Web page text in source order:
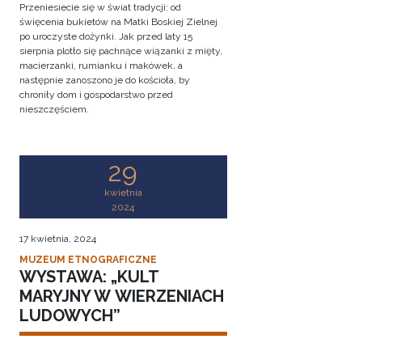
Przeniesiecie się w świat tradycji: od
święcenia bukietów na Matki Boskiej Zielnej
po uroczyste dożynki. Jak przed laty 15
sierpnia plotło się pachnące wiązanki z mięty,
macierzanki, rumianku i makówek, a
następnie zanoszono je do kościoła, by
chroniły dom i gospodarstwo przed
nieszczęściem.
29
kwietnia
2024
17 kwietnia, 2024
MUZEUM ETNOGRAFICZNE
WYSTAWA: „KULT
MARYJNY W WIERZENIACH
LUDOWYCH”